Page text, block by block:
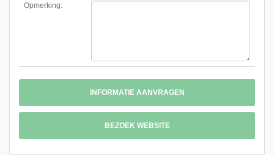
Opmerking:
INFORMATIE AANVRAGEN
BEZOEK WEBSITE